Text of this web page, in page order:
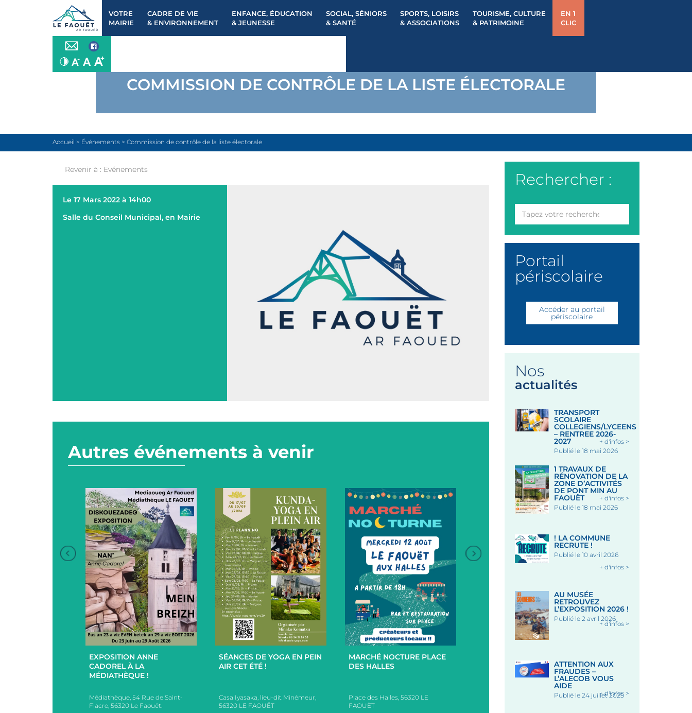
VOTRE
MAIRIE
CADRE DE VIE
& ENVIRONNEMENT
ENFANCE, ÉDUCATION
& JEUNESSE
SOCIAL, SÉNIORS
& SANTÉ
SPORTS, LOISIRS
& ASSOCIATIONS
TOURISME, CULTURE
& PATRIMOINE
EN 1
CLIC
COMMISSION DE CONTRÔLE DE LA LISTE ÉLECTORALE
Accueil > Événements > Commission de contrôle de la liste électorale
Revenir à : Evénements
Le 17 Mars 2022 à 14h00
Salle du Conseil Municipal, en Mairie
Autres événements à venir
+
EXPOSITION ANNE
CADOREL À LA
MÉDIATHÈQUE !
Médiathèque, 54 Rue de Saint-
Fiacre, 56320 Le Faouët.
SÉANCES DE YOGA EN PEIN
AIR CET ÉTÉ !
Casa Iyasaka, lieu-dit Minémeur,
56320 LE FAOUËT
MARCHÉ NOCTURE PLACE
DES HALLES
Place des Halles, 56320 LE
FAOUËT
BRETONNES
Sous les Halles - LE FAOUET
Le 12 Août 2026
Sous les Halles - LE
Rechercher :
Portail
périscolaire
Accéder au portail
périscolaire
Nos
actualités
TRANSPORT
SCOLAIRE
COLLEGIENS/LYCEENS
– RENTREE 2026-
2027
Publié le 18 mai 2026
+ d'infos >
1 TRAVAUX DE
RÉNOVATION DE LA
ZONE D’ACTIVITÉS
DE PONT MIN AU
FAOUËT
Publié le 18 mai 2026
+ d'infos >
! LA COMMUNE
RECRUTE !
Publié le 10 avril 2026
+ d'infos >
AU MUSÉE
RETROUVEZ
L’EXPOSITION 2026 !
Publié le 2 avril 2026
+ d'infos >
ATTENTION AUX
FRAUDES –
L’ALECOB VOUS
AIDE
Publié le 24 juillet 2025
+ d'infos >